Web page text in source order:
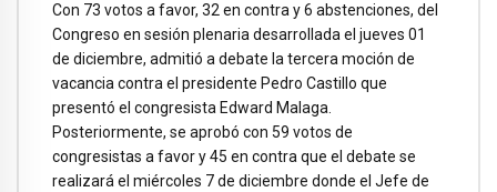
Con 73 votos a favor, 32 en contra y 6 abstenciones, del
Congreso en sesión plenaria desarrollada el jueves 01
de diciembre, admitió a debate la tercera moción de
vacancia contra el presidente Pedro Castillo que
presentó el congresista Edward Malaga.
Posteriormente, se aprobó con 59 votos de
congresistas a favor y 45 en contra que el debate se
realizará el miércoles 7 de diciembre donde el Jefe de